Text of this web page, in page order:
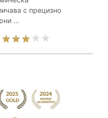
с прецизно
...